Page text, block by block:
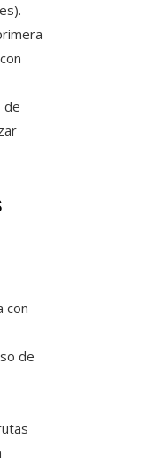
de
con
de